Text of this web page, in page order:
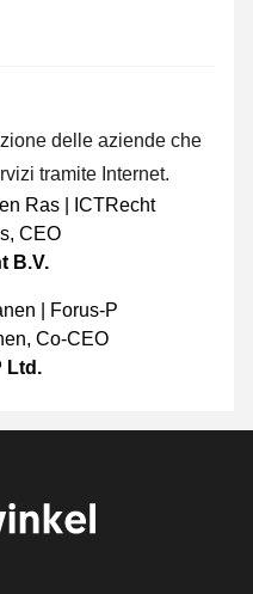
delle aziende che
tramite Internet.
, CEO
B.V.
, Co-CEO
Ltd.